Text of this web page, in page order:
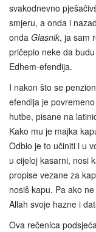
svakodnevno
smjeru, a onda i
onda Glasnik, ja sam
pričepio neke da
Edhem-efendija.
I nakon što se
efendija je
hutbe, pisane na
Kako mu je majka
Odbio je to učiniti i u
u cijeloj kasarni, nosi
propise vezane za
nosiš kapu. Pa ako
Allah svoje hazne i
Ova rečenica